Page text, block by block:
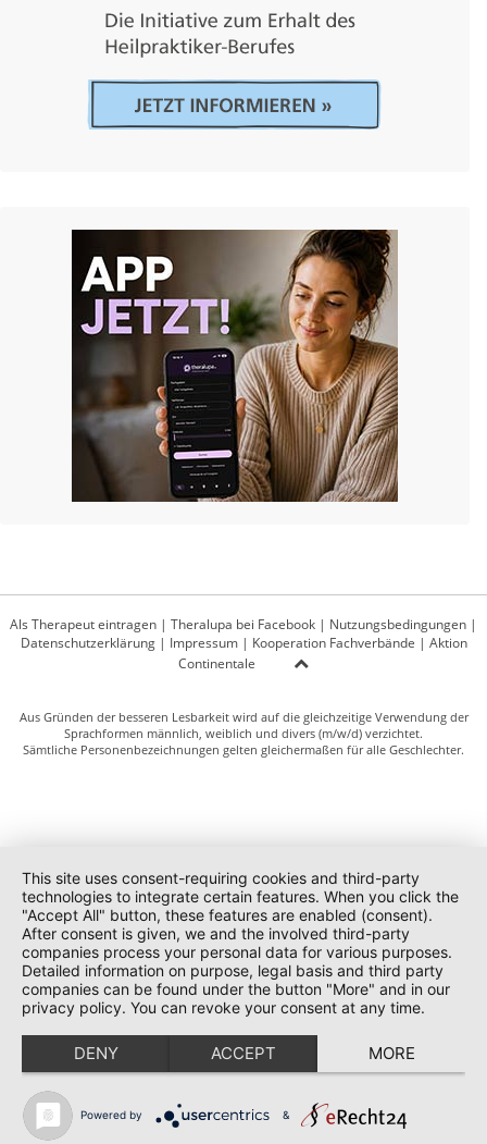
Als Therapeut eintragen | Theralupa bei Facebook | Nutzungsbedingungen |
Datenschutzerklärung| Impressum| Kooperation Fachverbände | Aktion
Continentale
Aus Gründen der besseren Lesbarkeit wird auf die gleichzeitige Verwendung der
Sprachformen männlich, weiblich und divers (m/w/d) verzichtet.
Sämtliche Personenbezeichnungen gelten gleichermaßen für alle Geschlechter.
This site uses consent-requiring cookies and third-party
technologies to integrate certain features. When you click the
"Accept All" button, these features are enabled (consent).
After consent is given, we and the involved third-party
companies process your personal data for various purposes.
Detailed information on purpose, legal basis and third party
companies can be found under the button "More" and in our
privacy policy. You can revoke your consent at any time.
DENY ACCEPT MORE
Powered by &